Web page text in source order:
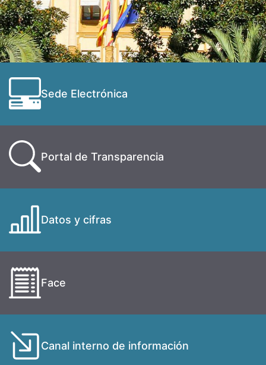
Sede Electrónica
Portal de Transparencia
Datos y cifras
Face
Canal interno de información